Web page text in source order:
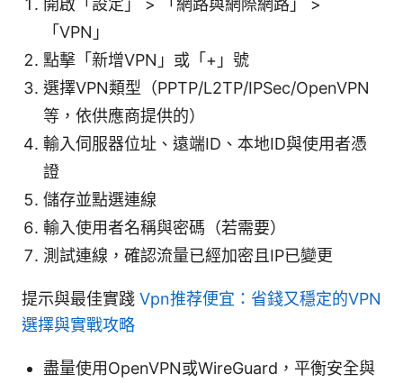
「VPN」
點擊「新增VPN」或「+」號
選擇VPN類型（PPTP/L2TP/IPSec/OpenVPN
等，依供應商提供的）
輸入伺服器位址、遠端ID、本地ID與使用者憑
證
儲存並點選連線
輸入使用者名稱與密碼（若需要）
測試連線，確認流量已經加密且IP已變更
提示與最佳實踐 Vpn推荐便宜：省錢又穩定的VPN
選擇與實戰攻略
盡量使用OpenVPN或WireGuard，平衡安全與